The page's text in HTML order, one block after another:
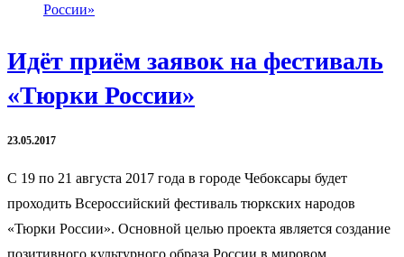
Идёт приём заявок на фестиваль
«Тюрки России»
23.05.2017
С 19 по 21 августа 2017 года в городе Чебоксары будет
проходить Всероссийский фестиваль тюркских народов
«Тюрки России». Основной целью проекта является создание